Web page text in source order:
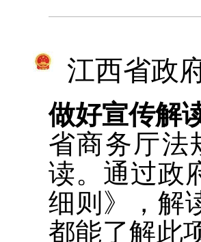
江西省政
做好宣传解
省商务厅法
读。通过政
细则》，解
都能了解此